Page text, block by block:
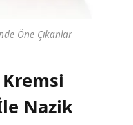
Öne Çıkanlar
Nazik